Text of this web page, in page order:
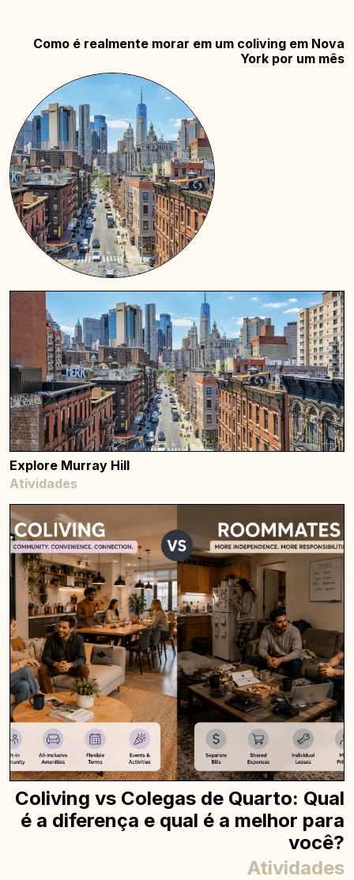
Como é realmente morar em um coliving em Nova
York por um mês
Explore Murray Hill
Atividades
Coliving vs Colegas de Quarto: Qual
é a diferença e qual é a melhor para
você?
Atividades